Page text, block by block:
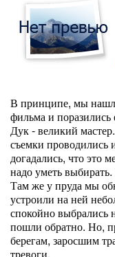
В принципе, мы
фильма и
Дук - великий
съемки проводились
догадались, что это
надо уметь
Там же у пруда мы
устроили на ней
спокойно выбрались
пошли обратно. Но,
берегам, заросшим